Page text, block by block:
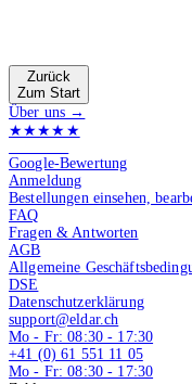
Zurück
Zum Start
Über uns →
★★★★★
Google-Bewertung
Anmeldung
Bestellungen einsehen,
FAQ
Fragen & Antworten
AGB
Allgemeine
DSE
Datenschutzerklärung
support@eldar.ch
Mo - Fr: 08:30 - 17:30
+41 (0) 61 551 11 05
Mo - Fr: 08:30 - 17:30